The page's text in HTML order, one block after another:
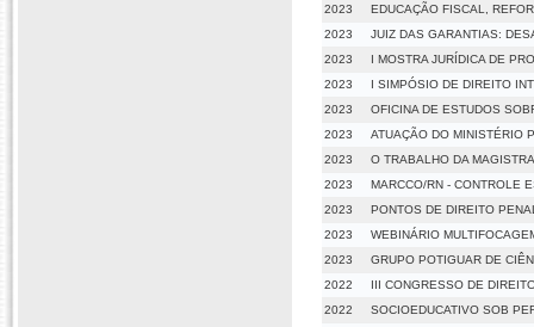
2023
EDUCAÇÃO FISCAL,
2023
JUIZ DAS GARANTIAS:
2023
I MOSTRA JURÍDICA DE
2023
I SIMPÓSIO DE DIREITO
2023
OFICINA DE ESTUDOS
2023
ATUAÇÃO DO MINISTÉRIO
2023
O TRABALHO DA
2023
MARCCO/RN - CONTROLE
2023
PONTOS DE DIREITO
2023
WEBINÁRIO
2023
GRUPO POTIGUAR DE
2022
III CONGRESSO DE
2022
SOCIOEDUCATIVO SOB